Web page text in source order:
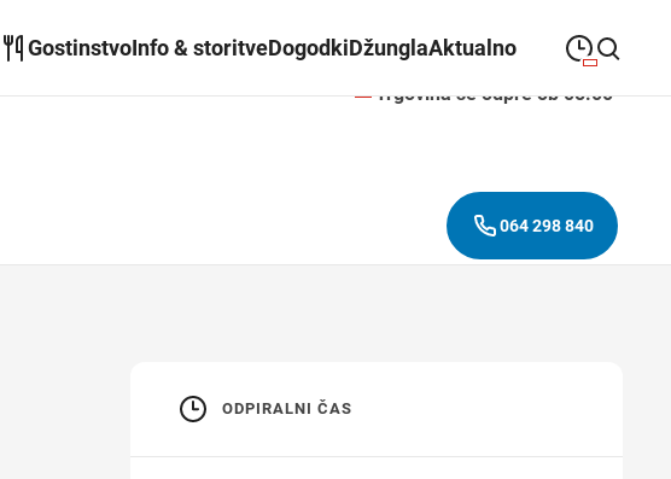
GostinstvoInfo & storitveDogodkiDžunglaAktualno
21:00
SREDA 09:00—21:00
petek
sobota
Trgovina se odpre ob 08:00
064 298 840
ODPIRALNI ČAS